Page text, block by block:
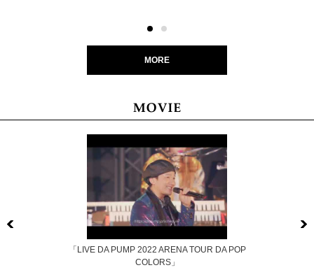
MORE
「LIVE DA PUMP 2022 ARENA TOUR DA POP
COLORS」